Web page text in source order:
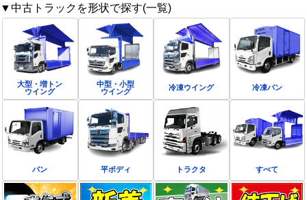
▼中古トラックを形状で探す(一覧)
大型・増トン
ウイング
中型・小型
ウイング
冷凍ウイング 冷凍バン
バン 平ボディ トラクタ すべて